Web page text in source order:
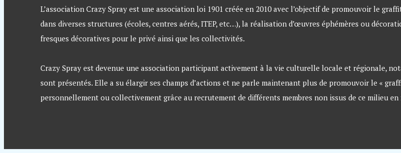
L’association Crazy Spray est une association loi 1901 créée en 2010 avec l’objectif de promouvoir le
dans diverses structures (écoles, centres aérés, ITEP, etc…), la réalisation d’œuvres éphémères ou
fresques décoratives pour le privé ainsi que les collectivités.
Crazy Spray est devenue une association participant activement à la vie culturelle locale et régionale,
sont présentés. Elle a su élargir ses champs d’actions et ne parle maintenant plus de promouvoir le «
personnellement ou collectivement grâce au recrutement de différents membres non issus de ce milieu